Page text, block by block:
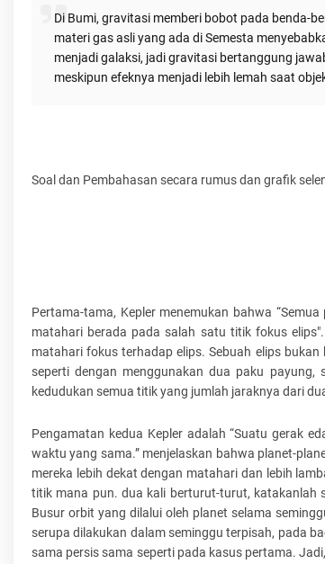
Di Bumi, gravitasi memberi bobot pada benda-
materi gas asli yang ada di Semesta
menjadi galaksi, jadi gravitasi bertanggung
meskipun efeknya menjadi lebih lemah saat
Soal dan Pembahasan secara rumus dan grafik
Pertama-tama, Kepler menemukan bahwa
matahari berada pada salah satu titik fokus
matahari fokus terhadap elips. Sebuah elips
seperti dengan menggunakan dua paku
kedudukan semua titik yang jumlah jaraknya dari
Pengamatan kedua Kepler adalah “Suatu gerak
waktu yang sama.” menjelaskan bahwa planet-
mereka lebih dekat dengan matahari dan lebih
titik mana pun. dua kali berturut-turut, katakanlah
Busur orbit yang dilalui oleh planet selama
serupa dilakukan dalam seminggu terpisah, pada
sama persis sama seperti pada kasus pertama.